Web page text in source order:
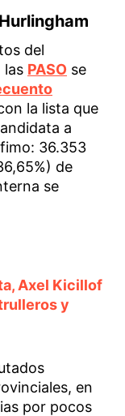
del
las PASO se
la lista que
a
36.353
de
se
Axel Kicillof
y
en
por pocos